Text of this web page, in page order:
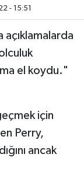
- 15:51
açıklamalarda
el koydu."
için
Perry,
ancak